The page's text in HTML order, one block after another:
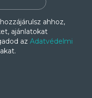
ahhoz,
ajánlatokat
az Adatvédelmi